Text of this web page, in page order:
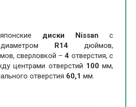
диски Nissan с
R14 дюймов,
сверловкой –4 отверстия, с
центрами отверстий 100мм,
отверстия 60,1 мм.